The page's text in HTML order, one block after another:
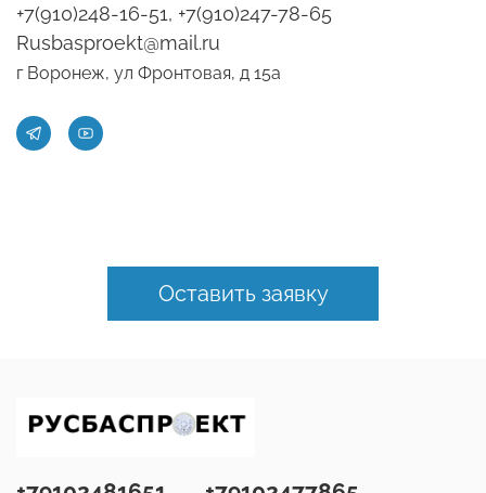
+7(910)248-16-51, +7(910)247-78-65
Rusbasproekt@mail.ru
г Воронеж, ул Фронтовая, д 15а
Оставить заявку